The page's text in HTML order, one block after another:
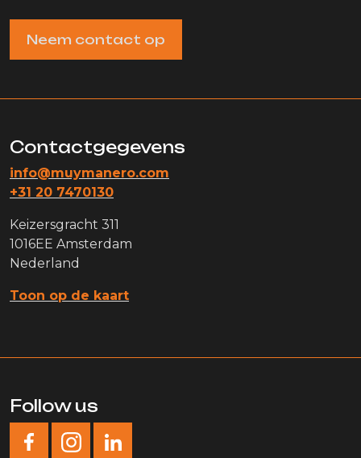
Neem contact op
Contactgegevens
info@muymanero.com
+31 20 7470130
Keizersgracht 311
1016EE Amsterdam
Nederland
Toon op de kaart
Follow us